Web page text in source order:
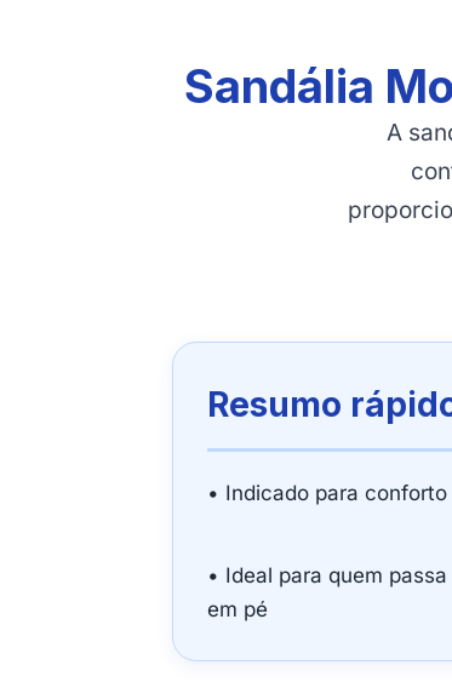
Sandália
A
Resumo
• Indicado para
• Ideal para quem
em pé